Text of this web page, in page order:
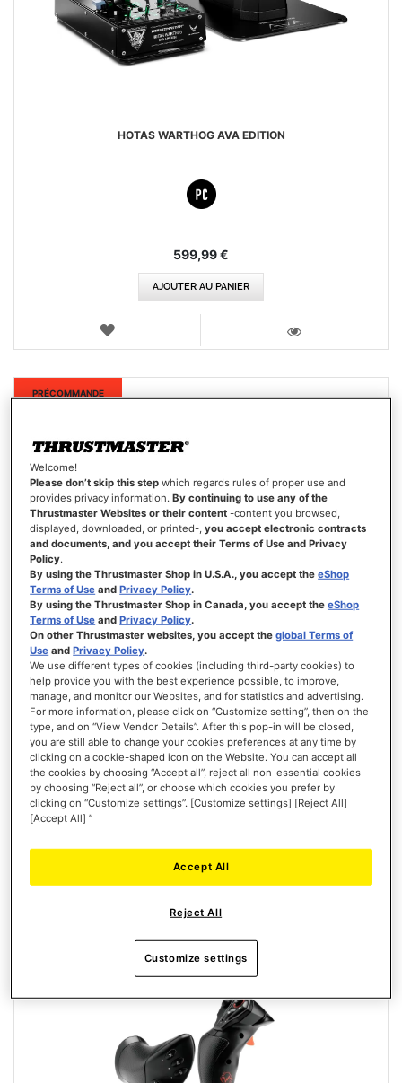
HOTAS WARTHOG AVA EDITION
599,99 €
AJOUTER AU PANIER
AJOUTER
Nouveau
PRÉCOMMANDE
T.FLIGHT HOTAS NEO ACE COMBAT 8 WINGS OF THEVE EDITION
(PLAYSTATION/PC)
PRÉCOMMANDE
Welcome!
Please don’t skip this step which regards rules of proper use and
provides privacy information.By continuing to use any of the
Thrustmaster Websites or their content -content you browsed,
displayed, downloaded, or printed-,you accept electronic contracts
and documents, and you accept their Terms of Use and Privacy
Policy.
By using the Thrustmaster Shop in U.S.A., you accept theeShop
Terms of Use andPrivacy Policy.
By using the Thrustmaster Shop in Canada, you accept theeShop
Terms of Use andPrivacy Policy.
On other Thrustmaster websites, you accept theglobal Terms of
Use andPrivacy Policy.
We use different types of cookies (including third-party cookies) to
help provide you with the best experience possible, to improve,
manage, and monitor our Websites, and for statistics and advertising.
For more information, please click on “Customize setting”, then on the
type, and on “View Vendor Details”. After this pop-in will be closed,
you are still able to change your cookies preferences at any time by
clicking on a cookie-shaped icon on the Website. You can accept all
the cookies by choosing “Accept all”, reject all non-essential cookies
by choosing “Reject all”, or choose which cookies you prefer by
clicking on “Customize settings”. [Customize settings] [Reject All]
[Accept All] ”
Reject All
Accept All
Customize settings